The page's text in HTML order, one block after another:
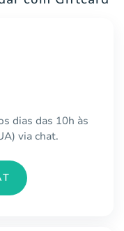
dias das 10h às
via chat.